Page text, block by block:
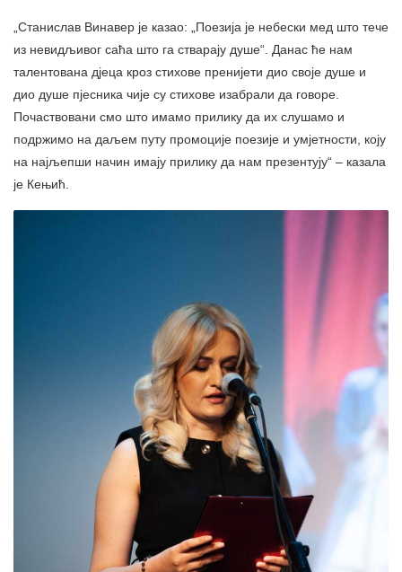
„Станислав Винавер је казао: „Поезија је небески мед што тече
из невидљивог саћа што га стварају душе“. Данас ће нам
талентована дјеца кроз стихове пренијети дио своје душе и
дио душе пјесника чије су стихове изабрали да говоре.
Почаствовани смо што имамо прилику да их слушамо и
подржимо на даљем путу промоције поезије и умјетности, коју
на најљепши начин имају прилику да нам презентују“ – казала
је Кењић.